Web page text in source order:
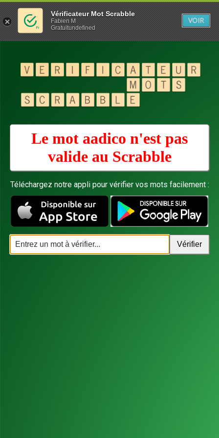
Le mot aadico n'est pas
valide au Scrabble
Téléchargez notre appli pour vérifier vos mots facilement :
Vérificateur Mot Scrabble
Fabien M
Gratuitundefined
VOIR